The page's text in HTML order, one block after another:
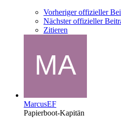
Vorheriger offizieller
Nächster offizieller
Zitieren
MarcusEF
Papierboot-Kapitän